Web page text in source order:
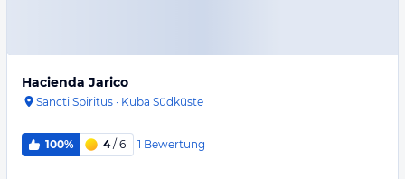
Hacienda Jarico
Sancti Spiritus · Kuba Südküste
100% 4/ 6 1 Bewertung